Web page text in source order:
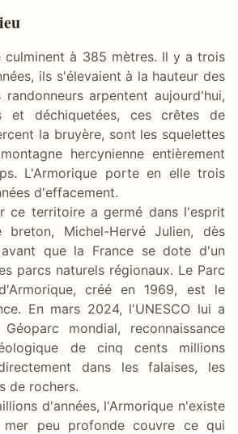
culminent à 385 mètres. Il y a trois
ils s'élevaient à la hauteur des
arpentent aujourd'hui,
et déchiquetées, ces crêtes de
la bruyère, sont les squelettes
hercynienne entièrement
L'Armorique porte en elle trois
d'effacement.
ce territoire a germé dans l'esprit
breton, Michel-Hervé Julien, dès
que la France se dote d'un
parcs naturels régionaux. Le Parc
créé en 1969, est le
En mars 2024, l'UNESCO lui a
mondial, reconnaissance
de cinq cents millions
dans les falaises, les
de rochers.
d'années, l'Armorique n'existe
mer peu profonde couvre ce qui